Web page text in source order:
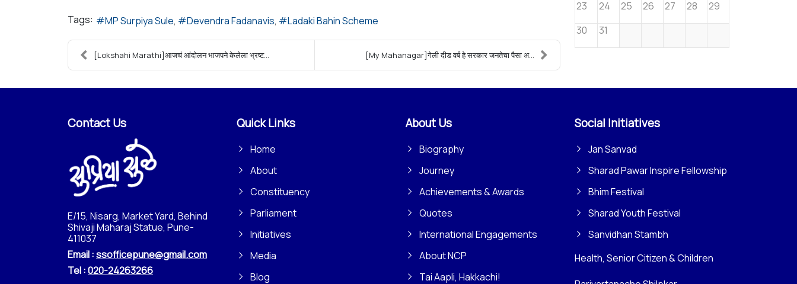
Tags: MP Surpiya Sule Devendra Fadanavis Ladaki Bahin Scheme
[Lokshahi Marathi]आजचं आंदोलन भाजपने केलेला भ्रष्ट... [My Mahanagar]गेली दीड वर्ष हे सरकार जनतेचा पैसा अ...
23
24 25 26 27 28
29
30
31
Contact Us
E/15, Nisarg, Market Yard, Behind
Shivaji Maharaj Statue, Pune-
411037
Email :ssofficepune@gmail.com
Tel :020-24263266
Quick Links
Home
About
Constituency
Parliament
Initiatives
Media
Blog
About Us
Biography
Journey
Achievements & Awards
Quotes
International Engagements
About NCP
Tai Aapli, Hakkachi!
Social Initiatives
Jan Sanvad
Sharad Pawar Inspire Fellowship
Bhim Festival
Sharad Youth Festival
Sanvidhan Stambh
Health, Senior Citizen & Children